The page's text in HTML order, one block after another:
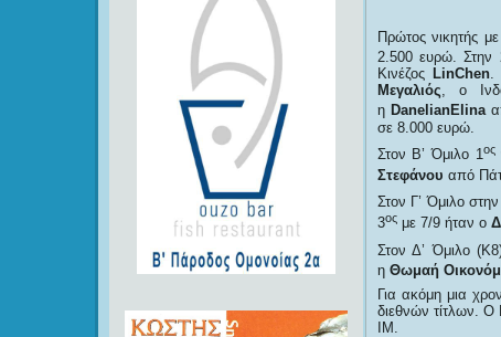
Πρώτος νικητής
2.500 ευρώ. Στην
Κινέζος LinChen.
Μεγαλιός, ο
η DanelianElina
σε 8.000 ευρώ.
Στον Β’ Όμιλο 1ος
Στεφάνου από
Στον Γ’ Όμιλο
3οςμε 7/9 ήταν ο
Στον Δ’ Όμιλο
η Θωμαή
Για ακόμη μια
διεθνών τίτλων.
ΙΜ.